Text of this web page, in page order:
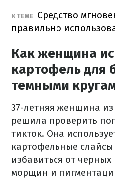
К ТЕМЕ Средство
правильно
Как женщина
картофель для
темными
37-летняя женщина
решила проверить
тикток. Она
картофельные слайсы
избавиться от черных
морщин и